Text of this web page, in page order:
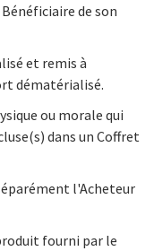
de son
et remis à
dématérialisé.
ou morale qui
dans un Coffret
l'Acheteur
fourni par le